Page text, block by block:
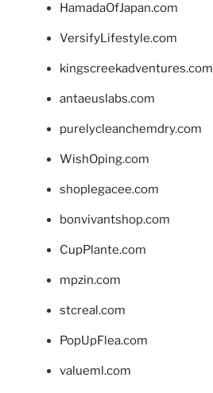
HamadaOfJapan.com
VersifyLifestyle.com
kingscreekadventures.com
antaeuslabs.com
purelycleanchemdry.com
WishOping.com
shoplegacee.com
bonvivantshop.com
CupPlante.com
mpzin.com
stcreal.com
PopUpFlea.com
valueml.com